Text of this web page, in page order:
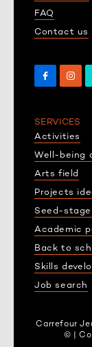
FAQ
Contact us
SERVICES
Activities
Well-being
Arts field
Projects
Seed-
Academic
Back to
Skills
Job search
Carrefour
© |